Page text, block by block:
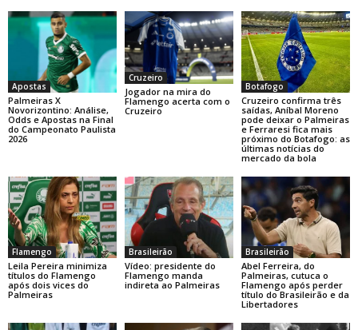
Apostas
Palmeiras X
Novorizontino: Análise,
Odds e Apostas na Final
do Campeonato Paulista
2026
Cruzeiro
Jogador na mira do
Flamengo acerta com o
Cruzeiro
Botafogo
Cruzeiro confirma três
saídas, Aníbal Moreno
pode deixar o Palmeiras
e Ferraresi fica mais
próximo do Botafogo: as
últimas notícias do
mercado da bola
Flamengo
Leila Pereira minimiza
títulos do Flamengo
após dois vices do
Palmeiras
Brasileirão
Vídeo: presidente do
Flamengo manda
indireta ao Palmeiras
Brasileirão
Abel Ferreira, do
Palmeiras, cutuca o
Flamengo após perder
título do Brasileirão e da
Libertadores